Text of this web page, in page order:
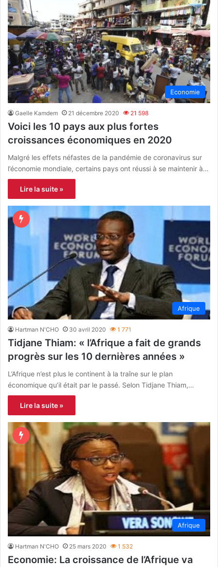
Economie
Gaelle Kamdem 21 décembre 2020 21 598
Voici les 10 pays aux plus fortes
croissances économiques en 2020
Malgré les effets néfastes de la pandémie de coronavirus sur
l’économie mondiale, certains pays ont réussi à se maintenir à…
Lire la suite »
Afrique
Hartman N'CHO 30 avril 2020 1 771
Tidjane Thiam: « l’Afrique a fait de grands
progrès sur les 10 dernières années »
L’Afrique n’est plus le continent à la traîne sur le plan
économique qu’il était par le passé. Selon Tidjane Thiam,…
Lire la suite »
Afrique
Hartman N'CHO 25 mars 2020 1 532
Economie: La croissance de l’Afrique va